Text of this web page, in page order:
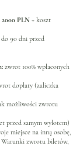
2000 PLN+ koszt
do 90 dni przed
zwrot 100% wpłaconych
dopłaty (zaliczka
możliwości zwrotu
przed samym wylotem)
miejsce na inną osobę,
Warunki zwrotu biletów,